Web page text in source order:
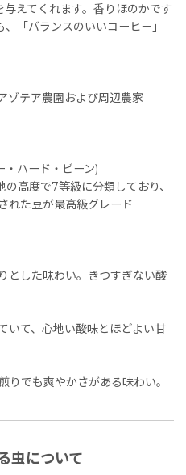
えてくれます。香りほのかです
「バランスのいいコーヒー」
テア農園および周辺農家
ハード・ビーン)
の高度で7等級に分類しており、
れた豆が最高級グレード
した味わい。きつすぎない酸
いて、心地い酸味とほどよい甘
でも爽やかさがある味わい。
虫について